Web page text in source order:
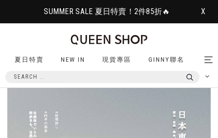
SUMMER SALE 夏日特賣！2件85折🔥 X
夏日特賣 NEW IN 現貨專區 GINNY聯名